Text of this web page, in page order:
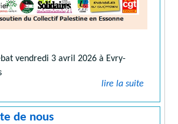
vendredi 3 avril 2026 à Evry-
lire la suite
de nous